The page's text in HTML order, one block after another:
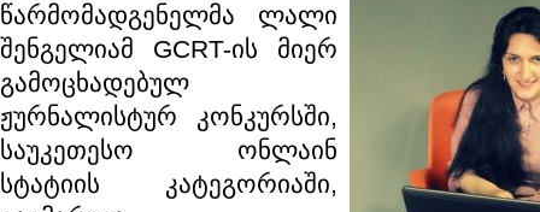
წარმომადგენელმა ლალი
შენგელიამ GCRT-ის მიერ
გამოცხადებულ
ჟურნალისტურ კონკურსში,
საუკეთესო ონლაინ
სტატიის კატეგორიაში,